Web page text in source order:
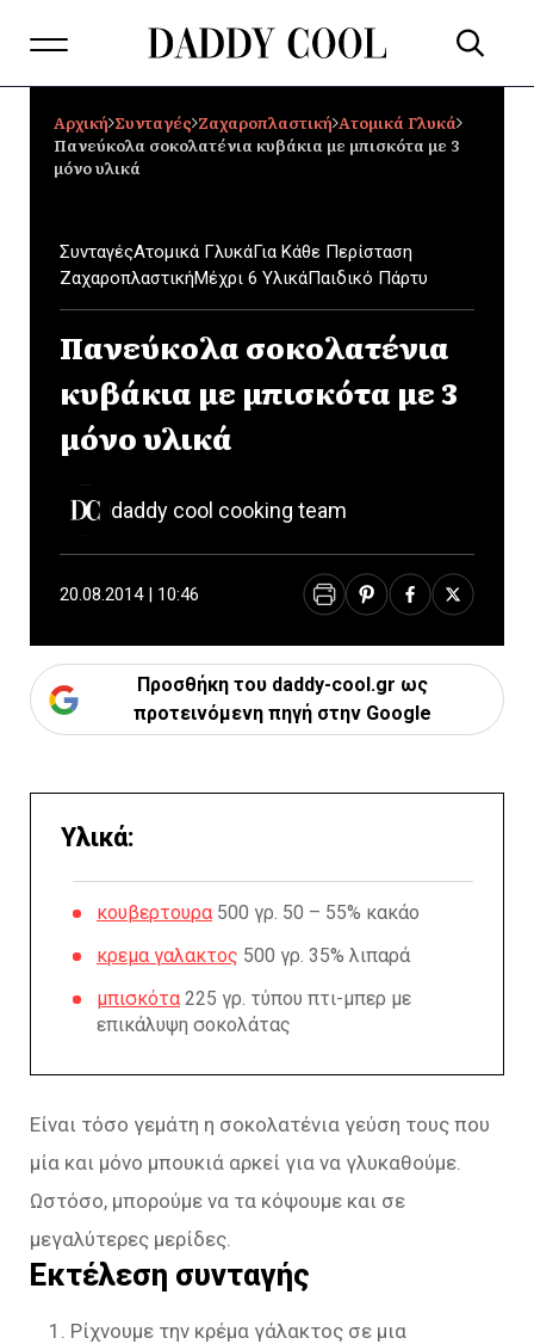
Αρχική Συνταγές Ζαχαροπλαστική Ατομικά Γλυκά
Πανεύκολα σοκολατένια κυβάκια με μπισκότα με 3
μόνο υλικά
ΣυνταγέςΑτομικά ΓλυκάΓια Κάθε Περίσταση
ΖαχαροπλαστικήΜέχρι 6 ΥλικάΠαιδικό Πάρτυ
Πανεύκολα σοκολατένια
κυβάκια με μπισκότα με 3
μόνο υλικά
daddy cool cooking team
20.08.2014 | 10:46
Προσθήκη του daddy-cool.gr ως
προτεινόμενη πηγή στην Google
Υλικά:
κουβερτουρα 500 γρ. 50 – 55% κακάο
κρεμα γαλακτος 500 γρ. 35% λιπαρά
μπισκότα 225 γρ. τύπου πτι-μπερ με
επικάλυψη σοκολάτας
Είναι τόσο γεμάτη η σοκολατένια γεύση τους που
μία και μόνο μπουκιά αρκεί για να γλυκαθούμε.
Ωστόσο, μπορούμε να τα κόψουμε και σε
μεγαλύτερες μερίδες.
Εκτέλεση συνταγής
Ρίχνουμε την κρέμα γάλακτος σε μια